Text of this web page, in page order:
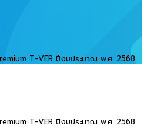
T-VER ปีงบประมาณ พ.ศ. 2568
T-VER ปีงบประมาณ พ.ศ. 2568